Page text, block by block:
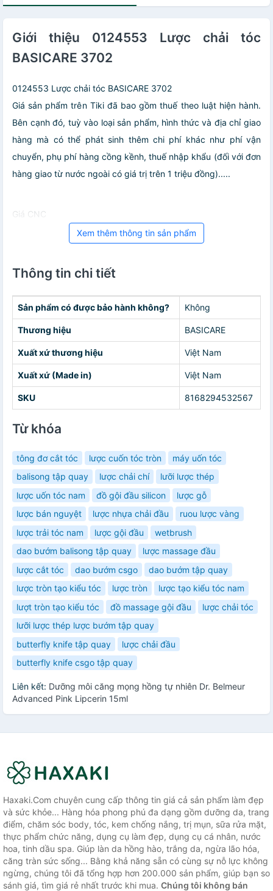
Giới thiệu 0124553 Lược chải tóc
BASICARE 3702
0124553 Lược chải tóc BASICARE 3702
Giá sản phẩm trên Tiki đã bao gồm thuế theo luật hiện hành.
Bên cạnh đó, tuỳ vào loại sản phẩm, hình thức và địa chỉ giao
hàng mà có thể phát sinh thêm chi phí khác như phí vận
chuyển, phụ phí hàng cồng kềnh, thuế nhập khẩu (đối với đơn
hàng giao từ nước ngoài có giá trị trên 1 triệu đồng).....
Giá CNC
Xem thêm thông tin sản phẩm
Thông tin chi tiết
Sản phẩm có được bảo hành không? Không
Thương hiệu BASICARE
Xuất xứ thương hiệu Việt Nam
Xuất xứ (Made in) Việt Nam
SKU 8168294532567
Từ khóa
tông đơ cắt tóc lược cuốn tóc tròn
máy uốn tóc
balisong tập quay
lược chải chí
lưỡi lược thép
lược uốn tóc nam
đồ gội đầu silicon
lược gỗ
lược bán nguyệt
lược nhựa chải đầu
ruou lược vàng
lược trải tóc nam
lược gội đầu
wetbrush
dao bướm balisong tập quay
lược massage đầu
lược cắt tóc
dao bướm csgo
dao bướm tập quay
lược tròn tạo kiểu tóc
lược tròn
lược tạo kiểu tóc nam
lượt tròn tạo kiểu tóc
đồ massage gội đầu
lược chải tóc
lưỡi lược thép lược bướm tập quay
butterfly knife tập quay
lược chải đầu
butterfly knife csgo tập quay
Liên kết: Dưỡng môi căng mọng hồng tự nhiên Dr. Belmeur
Advanced Pink Lipcerin 15ml
Haxaki.Com chuyên cung cấp thông tin giá cả sản phẩm làm đẹp
và sức khỏe... Hàng hóa phong phú đa dạng gồm dưỡng da, trang
điểm, chăm sóc body, tóc, kem chống nắng, trị mụn, sữa rửa mặt,
thực phẩm chức năng, dụng cụ làm đẹp, dụng cụ cá nhân, nước
hoa, tinh dầu spa. Giúp làn da hồng hào, trắng da, ngừa lão hóa,
căng tràn sức sống... Bằng khả năng sẵn có cùng sự nỗ lực không
ngừng, chúng tôi đã tổng hợp hơn 200.000 sản phẩm, giúp bạn so
sánh giá, tìm giá rẻ nhất trước khi mua. Chúng tôi không bán